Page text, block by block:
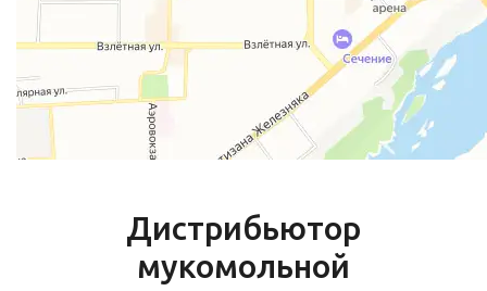
Дистрибьютор
мукомольной